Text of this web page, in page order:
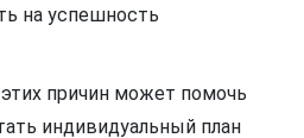
на успешность
причин может помочь
индивидуальный план